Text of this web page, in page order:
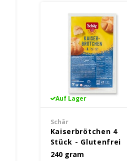
Auf Lager
Schär
Kaiserbrötchen 4
Stück - Glutenfrei
240 gram